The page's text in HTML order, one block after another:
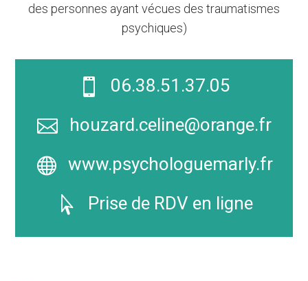
des personnes ayant vécues des traumatismes
psychiques)

06.38.51.37.05

houzard.celine@orange.fr
 www.psychologuemarly.fr

Prise de RDV en ligne